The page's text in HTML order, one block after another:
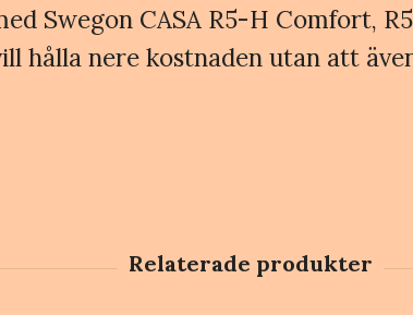
Swegon CASA R5-H Comfort,
hålla nere kostnaden utan att